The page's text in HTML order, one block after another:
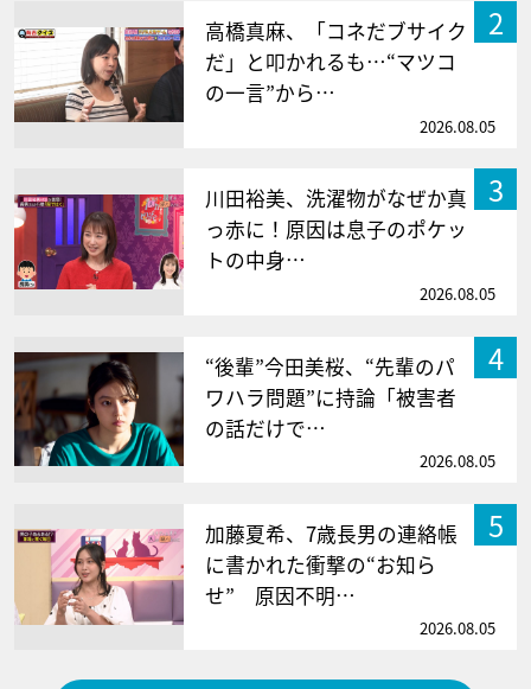
2
高橋真麻、「コネだブサイク
だ」と叩かれるも…“マツコ
の一言”から…
2026.08.05
3
川田裕美、洗濯物がなぜか真
っ赤に！原因は息子のポケッ
トの中身…
2026.08.05
4
“後輩”今田美桜、“先輩のパ
ワハラ問題”に持論「被害者
の話だけで…
2026.08.05
5
加藤夏希、7歳長男の連絡帳
に書かれた衝撃の“お知ら
せ” 原因不明…
2026.08.05